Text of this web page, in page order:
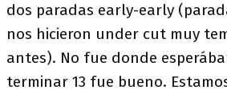
dos paradas early-early
nos hicieron under cut muy
antes). No fue donde
terminar 13 fue bueno.